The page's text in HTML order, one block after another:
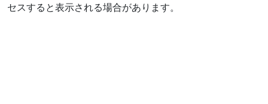
セスすると表示される場合があります。